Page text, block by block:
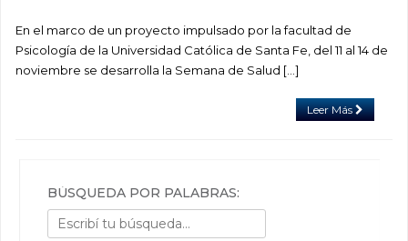
En el marco de un proyecto impulsado por la facultad de
Psicología de la Universidad Católica de Santa Fe, del 11 al 14 de
noviembre se desarrolla la Semana de Salud […]
Leer Más
BÚSQUEDA POR PALABRAS: